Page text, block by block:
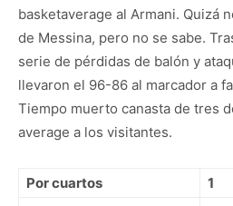
basketaverage al Armani. Quizá
de Messina, pero no se sabe.
serie de pérdidas de balón y
llevaron el 96-86 al marcador a
Tiempo muerto canasta de tres
average a los visitantes.
Por cuartos 1